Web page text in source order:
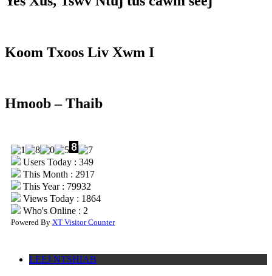
Koom Txoos Liv Xwm I
Hmoob – Thaib
Users Today : 349
This Month : 2917
This Year : 79932
Views Today : 1864
Who's Online : 2
Powered By XT Visitor Counter
LEEJ NTSHIAB